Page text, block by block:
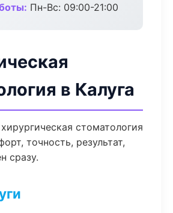
Пн-Вс: 09:00-21:00
в Калуга
стоматология
точность, результат,
сразу.